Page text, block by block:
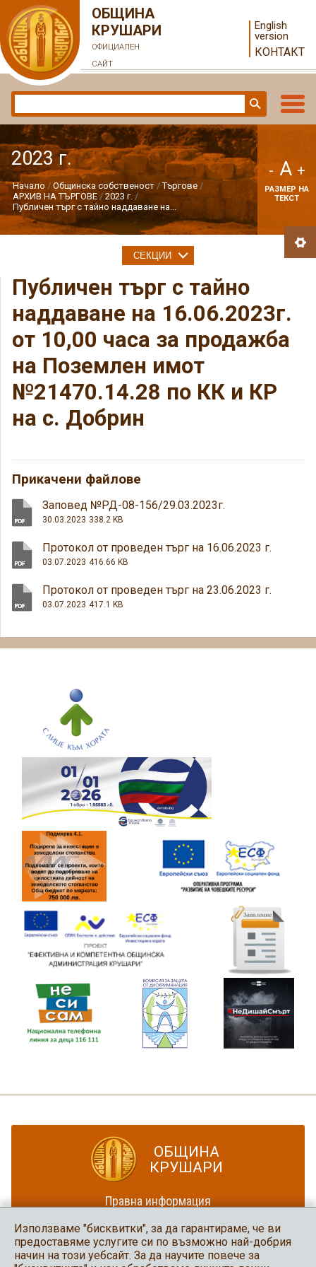
ОБЩИНА
КРУШАРИ
ОФИЦИАЛЕН
САЙТ
English
version
КОНТАКТ
2023 г.
Начало Общинска собственост
Търгове
АРХИВ НА ТЪРГОВЕ
2023 г.
Публичен търг с тайно наддаване на...
- A +
РАЗМЕР НА
ТЕКСТ
Публичен търг с тайно
наддаване на 16.06.2023г.
от 10,00 часа за продажба
на Поземлен имот
№21470.14.28 по КК и КР
на с. Добрин
Прикачени файлове
Заповед №РД-08-156/29.03.2023г.
30.03.2023 338.2 KB
Протокол от проведен търг на 16.06.2023 г.
03.07.2023 416.66 KB
Протокол от проведен търг на 23.06.2023 г.
03.07.2023 417.1 KB
СЕКЦИИ
ОБЩИНА
КРУШАРИ
Правна информация
Карта на сайта
Община Крушари
Използваме "бисквитки", за да гарантираме, че ви
предоставяме услугите си по възможно най-добрия
начин на този уебсайт. За да научите повече за